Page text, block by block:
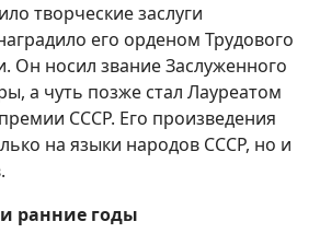
творческие заслуги
его орденом Трудового
Он носил звание Заслуженного
а чуть позже стал Лауреатом
СССР. Его произведения
на языки народов СССР, но и
ранние годы